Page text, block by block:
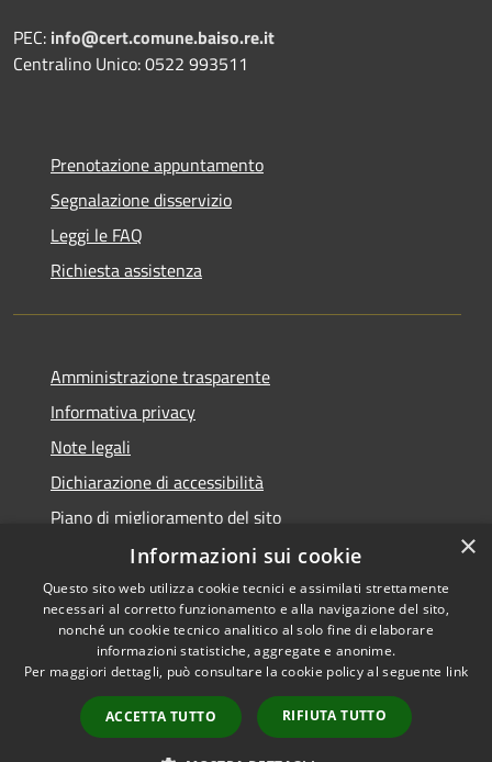
PEC: info@cert.comune.baiso.re.it
Centralino Unico: 0522 993511
Prenotazione appuntamento
Segnalazione disservizio
Leggi le FAQ
Richiesta assistenza
Amministrazione trasparente
Informativa privacy
Note legali
Dichiarazione di accessibilità
Piano di miglioramento del sito
Accessibilità
Privacy
Mappa del sito
Copyright © 2026 • Comune di
Baiso • Powered by
Municipium•Accesso
redazione
×
Informazioni sui cookie
Questo sito web utilizza cookie tecnici e assimilati strettamente
necessari al corretto funzionamento e alla navigazione del sito,
nonché un cookie tecnico analitico al solo fine di elaborare
informazioni statistiche, aggregate e anonime.
Per maggiori dettagli, può consultare la cookie policy al seguente link
ACCETTA TUTTO RIFIUTA TUTTO